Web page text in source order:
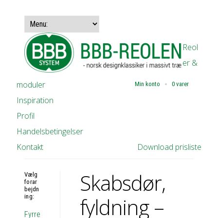
Min konto 0 varer
Reol
er &
moduler
Inspiration
Profil
Handelsbetingelser
Download prisliste
Kontakt
Skabsdør,
fyldning –
Vælg
forar
bejdn
ing:
Fyrre